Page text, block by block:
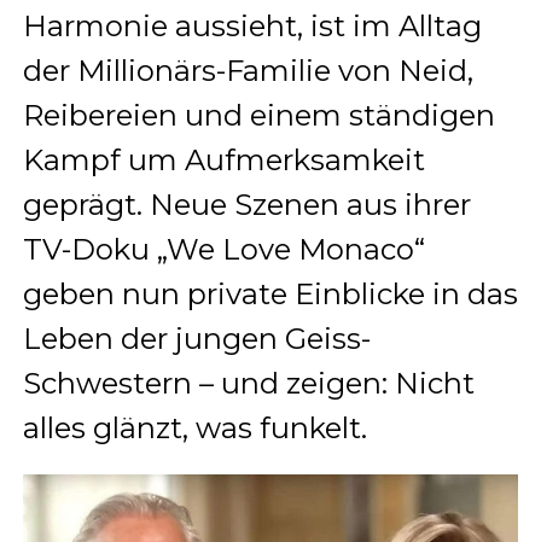
Harmonie aussieht, ist im Alltag
der Millionärs-Familie von Neid,
Reibereien und einem ständigen
Kampf um Aufmerksamkeit
geprägt. Neue Szenen aus ihrer
TV-Doku „We Love Monaco“
geben nun private Einblicke in das
Leben der jungen Geiss-
Schwestern – und zeigen: Nicht
alles glänzt, was funkelt.